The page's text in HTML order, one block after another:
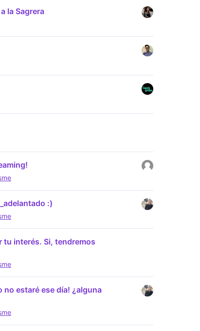
la Sagrera
:)
tu interés. Si, tendremos
no estaré ese día! ¿alguna